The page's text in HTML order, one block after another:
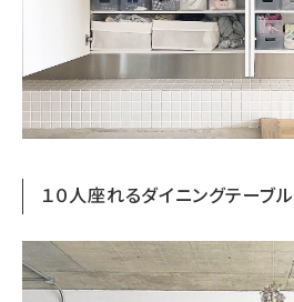
１０人座れるダイニングテーブル